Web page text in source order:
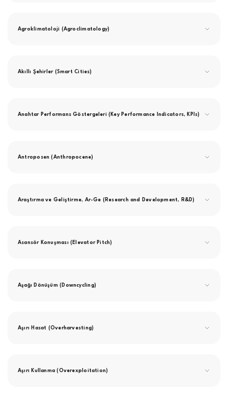
Agroklimatoloji (Agroclimatology)
Akıllı Şehirler (Smart Cities)
Anahtar Performans Göstergeleri (Key Performance Indicators, KPIs)
Antroposen (Anthropocene)
Araştırma ve Geliştirme, Ar-Ge (Research and Development, R&D)
Asansör Konuşması (Elevator Pitch)
Aşağı Dönüşüm (Downcycling)
Aşırı Hasat (Overharvesting)
Aşırı Kullanma (Overexploitation)